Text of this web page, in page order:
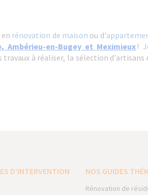
en rénovation de maison ou d'
Ambérieu-en-Bugey et Meximieux !
travaux à réaliser, la sélection
D’INTERVENTION NOS GUIDES
Rénovation de